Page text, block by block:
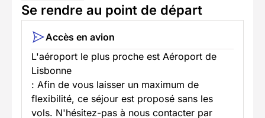
Se rendre au point de départ
Accès en avion
L'aéroport le plus proche est Aéroport de
Lisbonne
: Afin de vous laisser un maximum de
flexibilité, ce séjour est proposé sans les
vols. N'hésitez-pas à nous contacter par